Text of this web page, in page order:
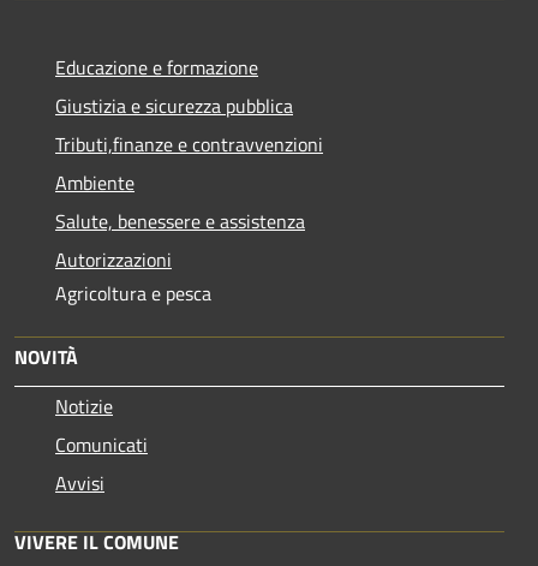
Educazione e formazione
Giustizia e sicurezza pubblica
Tributi,finanze e contravvenzioni
Ambiente
Salute, benessere e assistenza
Autorizzazioni
Agricoltura e pesca
NOVITÀ
Notizie
Comunicati
Avvisi
VIVERE IL COMUNE